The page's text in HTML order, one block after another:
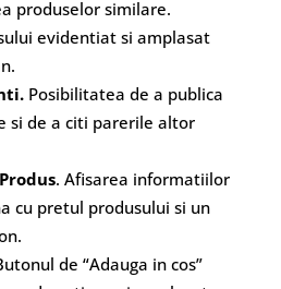
produselor similare.
evidentiat si amplasat
Posibilitatea de a publica
si de a citi parerile altor
. Afisarea informatiilor
cu pretul produsului si un
de “Adauga in cos”